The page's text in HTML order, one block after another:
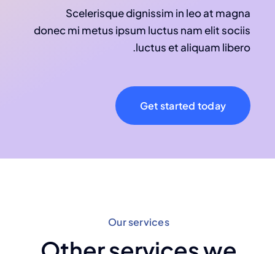
Scelerisque dignissim in leo at magna
donec mi metus ipsum luctus nam elit sociis
luctus et aliquam libero.
Get started today
Our services